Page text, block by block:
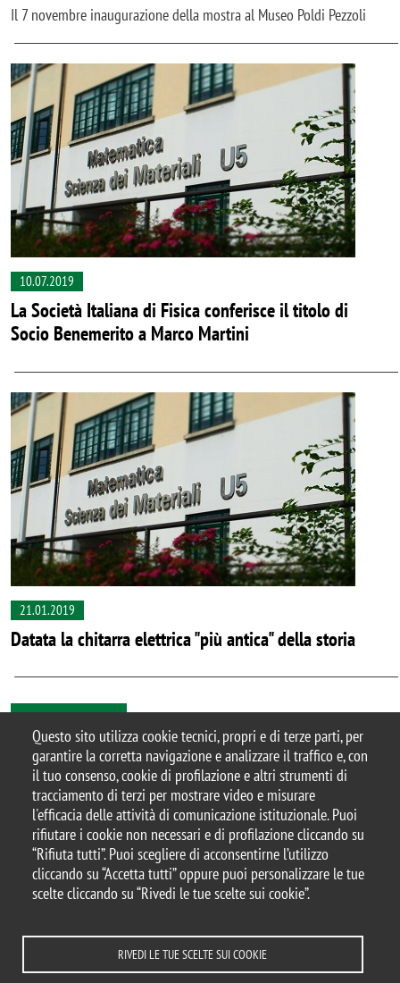
Questo sito utilizza cookie tecnici, propri e di terze parti, per
garantire la corretta navigazione e analizzare il traffico e, con
il tuo consenso, cookie di profilazione e altri strumenti di
tracciamento di terzi per mostrare video e misurare
l'efficacia delle attività di comunicazione istituzionale. Puoi
rifiutare i cookie non necessari e di profilazione cliccando su
“Rifiuta tutti”. Puoi scegliere di acconsentirne l’utilizzo
cliccando su “Accetta tutti” oppure puoi personalizzare le tue
scelte cliccando su “Rivedi le tue scelte sui cookie”.
RIVEDI LE TUE SCELTE SUI COOKIE
Il 7 novembre inaugurazione della mostra al Museo Poldi Pezzoli
10.07.2019
La Società Italiana di Fisica conferisce il titolo di
Socio Benemerito a Marco Martini
21.01.2019
Datata la chitarra elettrica "più antica" della storia
© 2025 Università degli Studi di Milano-Bicocca
Piazza dell'Ateneo Nuovo, 1 - 20126, Milano
Casella PEC:ateneo.bicocca@pec.unimib.it
P.I. 12621570154 |
redazioneweb.mater@unimib.it